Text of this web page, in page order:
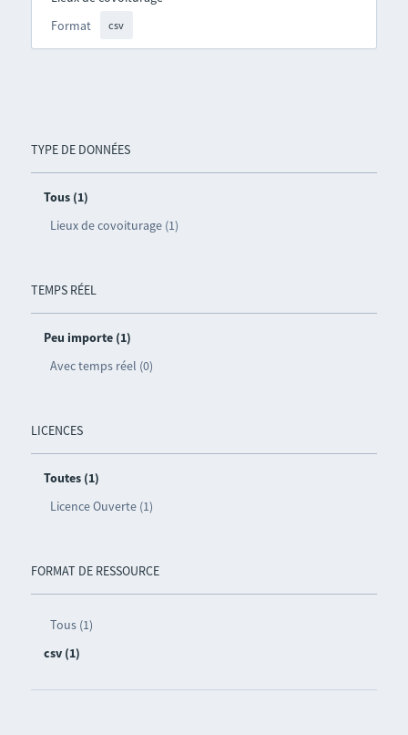
TYPE DE DONNÉES
Tous (1)
Lieux de covoiturage (1)
TEMPS RÉEL
Peu importe (1)
Avec temps réel (0)
LICENCES
Toutes (1)
Licence Ouverte (1)
FORMAT DE RESSOURCE
Tous (1)
csv (1)
Format csv